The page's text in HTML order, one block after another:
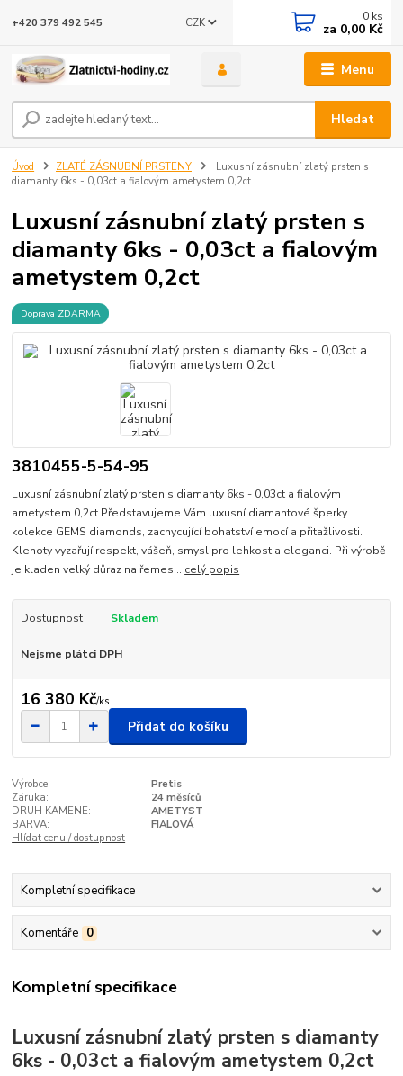
Menu
CZK
Hledat
+420 379 492 545 0 ks
za 0,00 Kč
Úvod ZLATÉ ZÁSNUBNÍ PRSTENY
Luxusní zásnubní zlatý prsten s
diamanty 6ks - 0,03ct a fialovým ametystem 0,2ct
Luxusní zásnubní zlatý prsten s
diamanty 6ks - 0,03ct a fialovým
ametystem 0,2ct
Doprava ZDARMA
3810455-5-54-95
Luxusní zásnubní zlatý prsten s diamanty 6ks - 0,03ct a fialovým
ametystem 0,2ct Představujeme Vám luxusní diamantové šperky
kolekce GEMS diamonds, zachycující bohatství emocí a přitažlivosti.
Klenoty vyzařují respekt, vášeň, smysl pro lehkost a eleganci. Při výrobě
je kladen velký důraz na řemes... celý popis
Dostupnost Skladem
Nejsme plátci DPH
16 380 Kč/ks
Přidat do košíku
Výrobce:
Pretis
Záruka:
24 měsíců
DRUH KAMENE:
AMETYST
BARVA:
FIALOVÁ
Hlídat cenu / dostupnost
Kompletní specifikace
Komentáře 0
Kompletní specifikace
Luxusní zásnubní zlatý prsten s diamanty
6ks - 0,03ct a fialovým ametystem 0,2ct